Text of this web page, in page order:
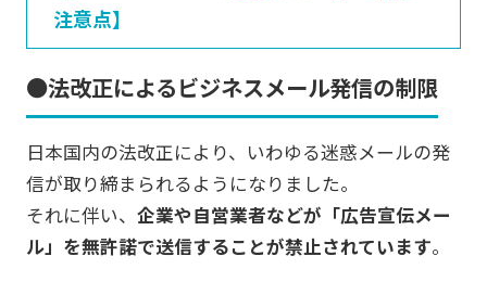
注意点】
●法改正によるビジネスメール発信の制限
日本国内の法改正により、いわゆる迷惑メールの発
信が取り締まられるようになりました。
それに伴い、 企業や自営業者などが「広告宣伝メー
ル」を無許諾で送信することが禁止されています。